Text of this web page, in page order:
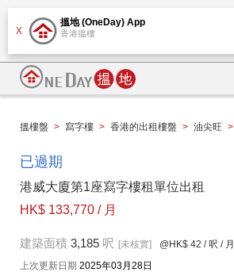
X
搵地 (OneDay) App
香港搵樓
搵樓盤 > 寫字樓 > 香港的出租樓盤 > 油尖旺 >
已過期
港威大廈第1座寫字樓租單位出租
HK$ 133,770 / 月
建築面積 3,185 呎 [未核實] @HK$ 42 / 呎 / 月
上次更新日期 2025年03月28日